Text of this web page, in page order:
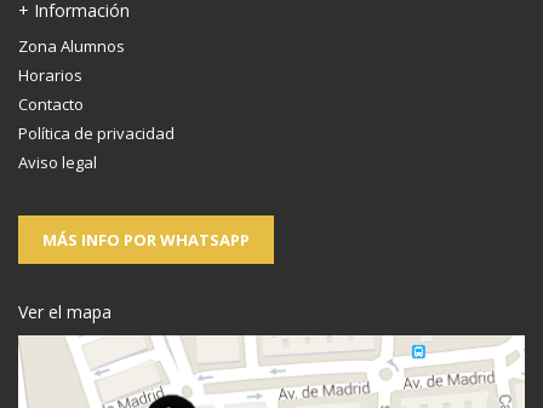
+ Información
Zona Alumnos
Horarios
Contacto
Política de privacidad
Aviso legal
MÁS INFO POR WHATSAPP
Ver el mapa